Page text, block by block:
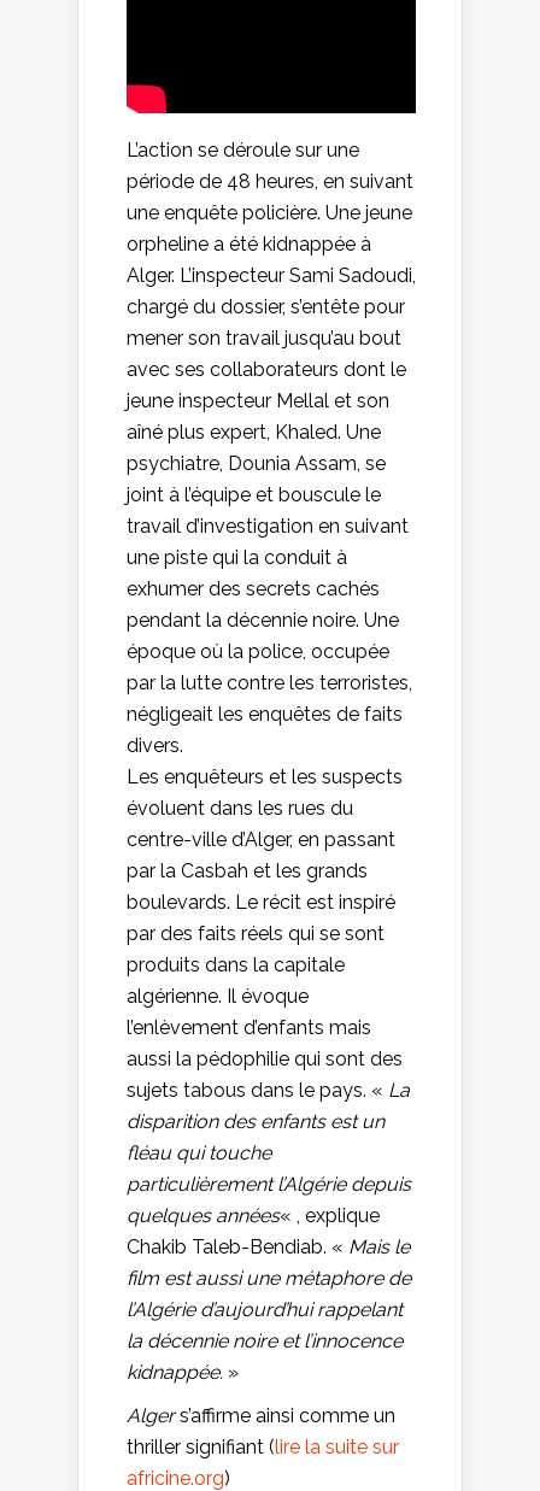
L’action se déroule sur une
période de 48 heures, en suivant
une enquête policière. Une jeune
orpheline a été kidnappée à
Alger. L’inspecteur Sami Sadoudi,
chargé du dossier, s’entête pour
mener son travail jusqu’au bout
avec ses collaborateurs dont le
jeune inspecteur Mellal et son
aîné plus expert, Khaled. Une
psychiatre, Dounia Assam, se
joint à l’équipe et bouscule le
travail d’investigation en suivant
une piste qui la conduit à
exhumer des secrets cachés
pendant la décennie noire. Une
époque où la police, occupée
par la lutte contre les terroristes,
négligeait les enquêtes de faits
divers.
Les enquêteurs et les suspects
évoluent dans les rues du
centre-ville d’Alger, en passant
par la Casbah et les grands
boulevards. Le récit est inspiré
par des faits réels qui se sont
produits dans la capitale
algérienne. Il évoque
l’enlèvement d’enfants mais
aussi la pédophilie qui sont des
sujets tabous dans le pays. « La
disparition des enfants est un
fléau qui touche
particulièrement l’Algérie depuis
quelques années« , explique
Chakib Taleb-Bendiab. « Mais le
film est aussi une métaphore de
l’Algérie d’aujourd’hui rappelant
la décennie noire et l’innocence
kidnappée. »
Algers’affirme ainsi comme un
thriller signifiant (lire la suite sur
africine.org)